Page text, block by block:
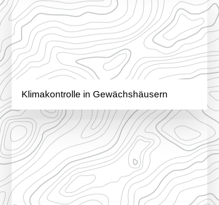
Klimakontrolle in Gewächshäusern